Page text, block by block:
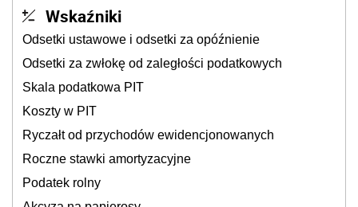
Wskaźniki
Odsetki ustawowe i odsetki za opóźnienie
Odsetki za zwłokę od zaległości podatkowych
Skala podatkowa PIT
Koszty w PIT
Ryczałt od przychodów ewidencjonowanych
Roczne stawki amortyzacyjne
Podatek rolny